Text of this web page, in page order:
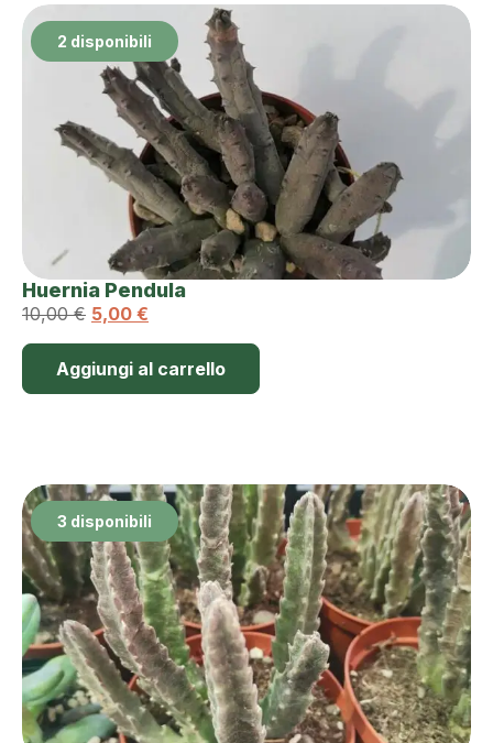
2 disponibili
Huernia Pendula
10,00€ 5,00 €
Aggiungi al carrello
3 disponibili